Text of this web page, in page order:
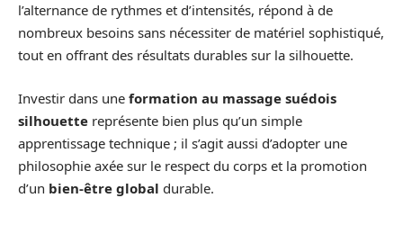
l’alternance de rythmes et d’intensités, répond à de
nombreux besoins sans nécessiter de matériel sophistiqué,
tout en offrant des résultats durables sur la silhouette.
Investir dans une formation au massage suédois
silhouette représente bien plus qu’un simple
apprentissage technique ; il s’agit aussi d’adopter une
philosophie axée sur le respect du corps et la promotion
d’un bien-être global durable.